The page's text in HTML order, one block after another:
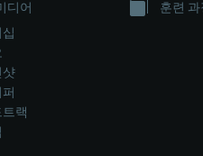
디어
샷
랙
훈련 과